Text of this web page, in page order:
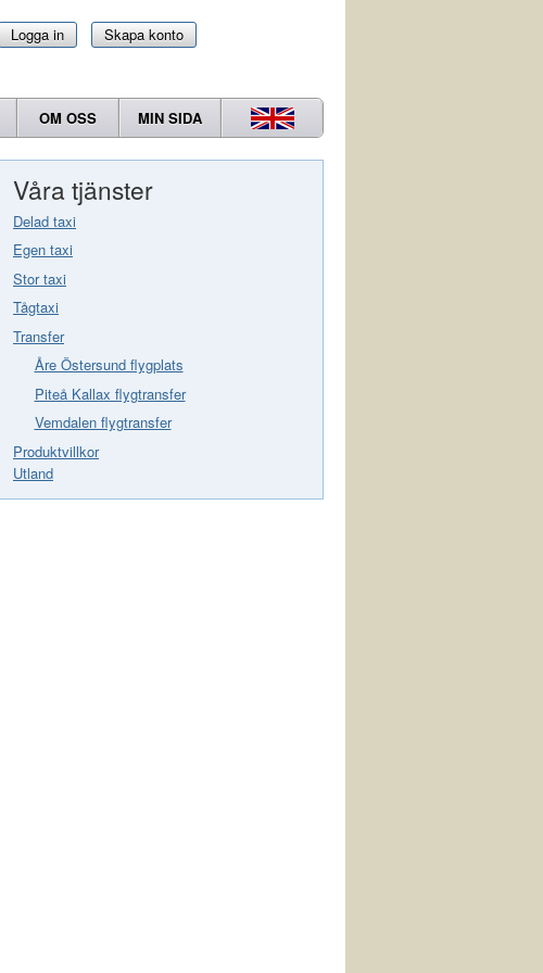
Logga in Skapa konto
OM OSS MIN SIDA
Våra tjänster
Delad taxi
Egen taxi
Stor taxi
Tågtaxi
Transfer
Åre Östersund flygplats
Piteå Kallax flygtransfer
Vemdalen flygtransfer
Produktvillkor
Utland